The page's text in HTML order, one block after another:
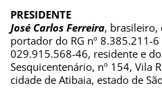
PRESIDENTE
José Carlos Ferreira, brasileiro,
portador do RG nº 8.385.211-6
029.915.568-46, residente e
Sesquicentenário, nº 154, Vila
cidade de Atibaia, estado de